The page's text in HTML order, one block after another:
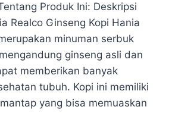
Produk Ini: Deskripsi
Realco Ginseng Kopi Hania
minuman serbuk
ginseng asli dan
memberikan banyak
tubuh. Kopi ini memiliki
yang bisa memuaskan